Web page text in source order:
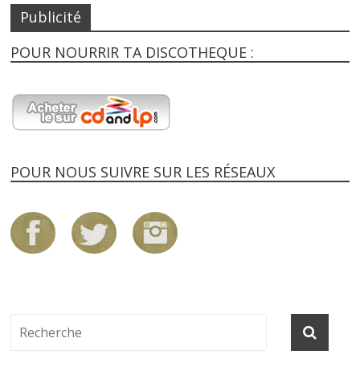
Publicité
POUR NOURRIR TA DISCOTHEQUE :
POUR NOUS SUIVRE SUR LES RÉSEAUX